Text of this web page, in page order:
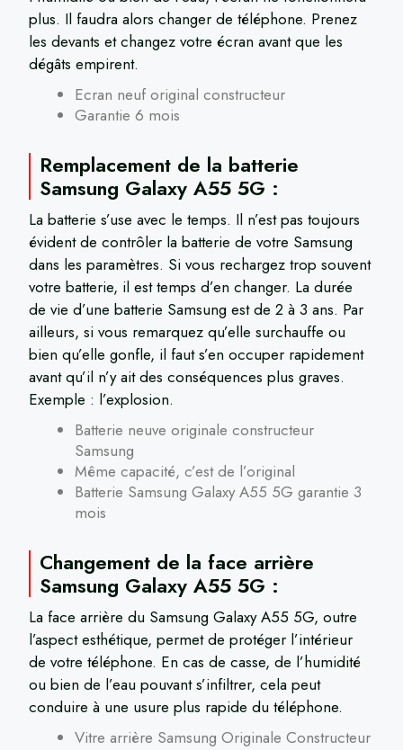
plus. Il faudra alors changer de téléphone. Prenez
les devants et changez votre écran avant que les
dégâts empirent.
Ecran neuf original constructeur
Garantie 6 mois
Remplacement de la batterie
Samsung Galaxy A55 5G :
La batterie s’use avec le temps. Il n’est pas toujours
évident de contrôler la batterie de votre Samsung
dans les paramètres. Si vous rechargez trop souvent
votre batterie, il est temps d’en changer. La durée
de vie d’une batterie Samsung est de 2 à 3 ans. Par
ailleurs, si vous remarquez qu’elle surchauffe ou
bien qu’elle gonfle, il faut s’en occuper rapidement
avant qu’il n’y ait des conséquences plus graves.
Exemple : l’explosion.
Batterie neuve originale constructeur
Samsung
Même capacité, c’est de l’original
Batterie Samsung Galaxy A55 5G garantie 3
mois
Changement de la face arrière
Samsung Galaxy A55 5G :
La face arrière du Samsung Galaxy A55 5G, outre
l’aspect esthétique, permet de protéger l’intérieur
de votre téléphone. En cas de casse, de l’humidité
ou bien de l’eau pouvant s’infiltrer, cela peut
conduire à une usure plus rapide du téléphone.
Vitre arrière Samsung Originale Constructeur